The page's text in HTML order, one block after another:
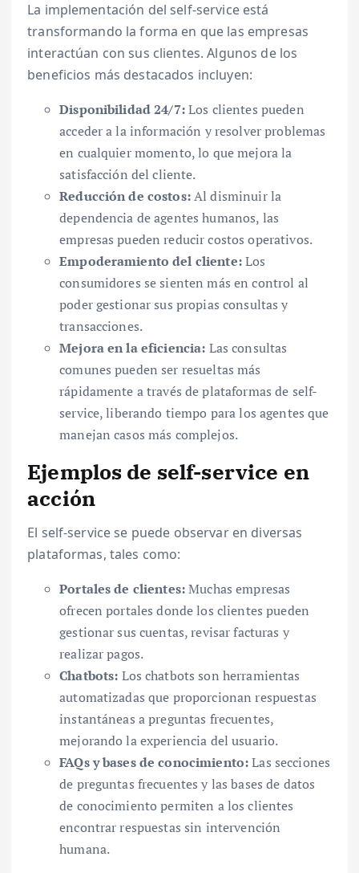
La implementación del self-service está
transformando la forma en que las empresas
interactúan con sus clientes. Algunos de los
beneficios más destacados incluyen:
Disponibilidad 24/7:Los clientes pueden
acceder a la información y resolver problemas
en cualquier momento, lo que mejora la
satisfacción del cliente.
Reducción de costos:Al disminuir la
dependencia de agentes humanos, las
empresas pueden reducir costos operativos.
Empoderamiento del cliente:Los
consumidores se sienten más en control al
poder gestionar sus propias consultas y
transacciones.
Mejora en la eficiencia: Las consultas
comunes pueden ser resueltas más
rápidamente a través de plataformas de self-
service, liberando tiempo para los agentes que
manejan casos más complejos.
Ejemplos de self-service en
acción
El self-service se puede observar en diversas
plataformas, tales como:
Portales de clientes:Muchas empresas
ofrecen portales donde los clientes pueden
gestionar sus cuentas, revisar facturas y
realizar pagos.
Chatbots: Los chatbots son herramientas
automatizadas que proporcionan respuestas
instantáneas a preguntas frecuentes,
mejorando la experiencia del usuario.
FAQs y bases de conocimiento:Las secciones
de preguntas frecuentes y las bases de datos
de conocimiento permiten a los clientes
encontrar respuestas sin intervención
humana.